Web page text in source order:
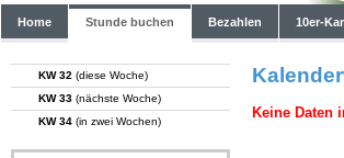
Home Stunde buchen Bezahlen 10er-
KW 32 (diese Woche)
KW 33 (nächste Woche)
KW 34 (in zwei Wochen)
Keine Daten